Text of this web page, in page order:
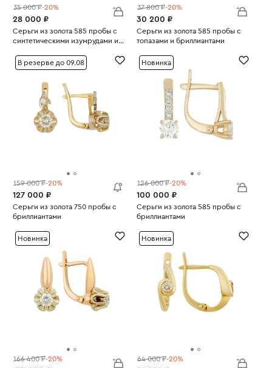
35 000 ₽-20%
28 000 ₽
Серьги из золота 585 пробы с
синтетическими изумрудами и
37 800 ₽-20%
30 200 ₽
Серьги из золота 585 пробы с
топазами и бриллиантами
В резерве до 09.08
159 000 ₽-20%
127 000 ₽
Серьги из золота 750 пробы с
бриллиантами
Новинка
126 000 ₽-20%
100 000 ₽
Серьги из золота 585 пробы с
бриллиантами
Новинка
166 400 ₽-20%
Новинка
64 000 ₽-20%